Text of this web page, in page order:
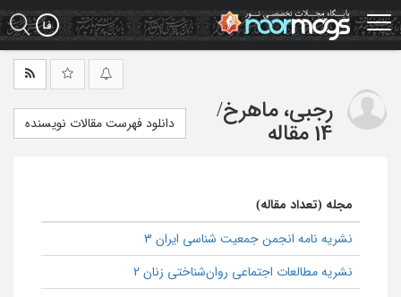
Skip
to
main
رجبی، ماهرخ/
14 مقاله
دانلود فهرست مقالات نویسنده
مجله (تعداد مقاله)
نشریه نامه انجمن جمعیت شناسی ایران 3
نشریه مطالعات اجتماعی روان‌شناختی زنان 2